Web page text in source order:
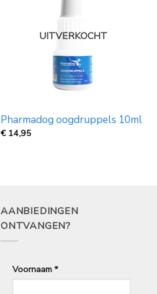
UITVERKOCHT
Pharmadog oogdruppels 10ml
€ 14,95
AANBIEDINGEN
ONTVANGEN?
Voornaam *